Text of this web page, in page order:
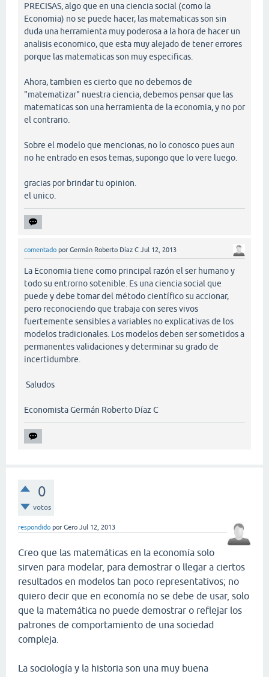
PRECISAS, algo que en una ciencia social (como la
Economia) no se puede hacer, las matematicas son sin
duda una herramienta muy poderosa a la hora de hacer un
analisis economico, que esta muy alejado de tener errores
porque las matematicas son muy especificas.
Ahora, tambien es cierto que no debemos de
"matematizar" nuestra ciencia, debemos pensar que las
matematicas son una herramienta de la economia, y no por
el contrario.
Sobre el modelo que mencionas, no lo conosco pues aun
no he entrado en esos temas, supongo que lo vere luego.
gracias por brindar tu opinion.
el unico.
comentado por Germán Roberto Díaz C Jul 12, 2013
La Economia tiene como principal razón el ser humano y
todo su entrorno sotenible. Es una ciencia social que
puede y debe tomar del método científico su accionar,
pero reconociendo que trabaja con seres vivos
fuertemente sensibles a variables no explicativas de los
modelos tradicionales. Los modelos deben ser sometidos a
permanentes validaciones y determinar su grado de
incertidumbre.
Saludos
Economista Germán Roberto Díaz C
0
votos
respondido por Gero Jul 12, 2013
Creo que las matemáticas en la economía solo
sirven para modelar, para demostrar o llegar a ciertos
resultados en modelos tan poco representativos; no
quiero decir que en economía no se debe de usar, solo
que la matemática no puede demostrar o reflejar los
patrones de comportamiento de una sociedad
compleja.
La sociología y la historia son una muy buena